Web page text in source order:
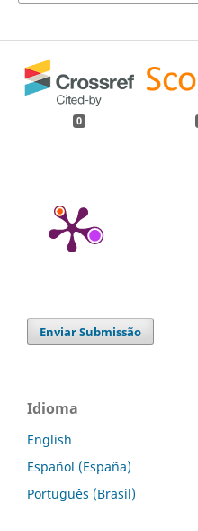
0
Enviar Submissão
Idioma
English
Español (España)
Português (Brasil)